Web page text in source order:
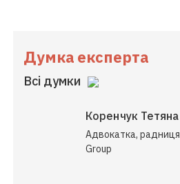
Думка експерта
Всі думки
Коренчук Тетяна
Адвокатка,
Group